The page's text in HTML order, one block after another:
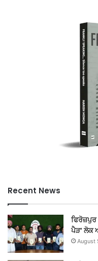
Recent News
ਫਿਰੋਜ਼ਪੁਰ
ਪੈੜ’ ਲੋਕ
August